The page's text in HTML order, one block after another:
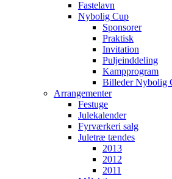
Fastelavn
Nybolig Cup
Sponsorer
Praktisk
Invitation
Puljeinddeling
Kampprogram
Billeder Nybolig
Arrangementer
Festuge
Julekalender
Fyrværkeri salg
Juletræ tændes
2013
2012
2011